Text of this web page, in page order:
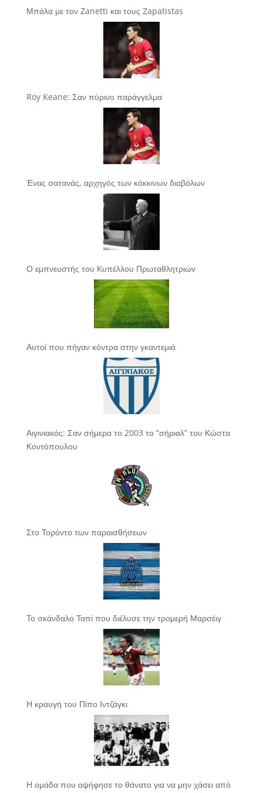
Μπάλα με τον Zanetti και τους Zapatistas
Roy Keane: Σαν πύρινο παράγγελμα
Ένας σατανάς, αρχηγός των κόκκινων διαβόλων
Ο εμπνευστής του Κυπέλλου Πρωταθλητριών
Αυτοί που πήγαν κόντρα στην γκαντεμιά
Αιγινιακός: Σαν σήμερα το 2003 το “σήριαλ” του Κώστα
Κοντόπουλου
Στο Τορόντο των παραισθήσεων
Το σκάνδαλο Ταπί που διέλυσε την τρομερή Μαρσέιγ
Η κραυγή του Πίπο Ιντζάγκι
Η ομάδα που αψήφησε το θάνατο για να μην χάσει από